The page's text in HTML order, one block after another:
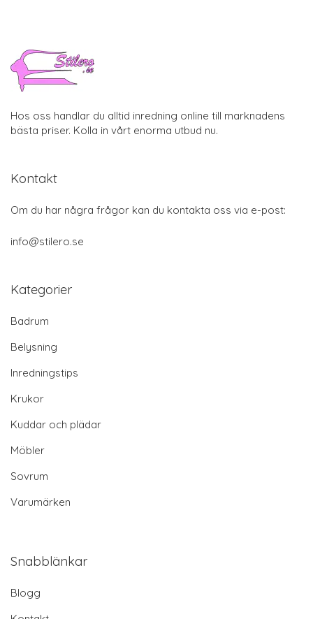
Hos oss handlar du alltid inredning online till marknadens
bästa priser. Kolla in vårt enorma utbud nu.
Kontakt
Om du har några frågor kan du kontakta oss via e-post:
info@stilero.se
Kategorier
Badrum
Belysning
Inredningstips
Krukor
Kuddar och plädar
Möbler
Sovrum
Varumärken
Snabblänkar
Blogg